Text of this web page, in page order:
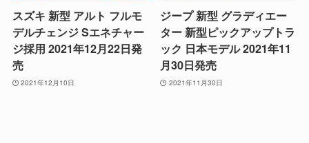
スズキ 新型 アルト フルモ
デルチェンジ Sエネチャー
ジ採用 2021年12月22日発
売
2021年12月10日
ジープ 新型 グラディエー
ター 新型ピックアップトラ
ック 日本モデル 2021年11
月30日発売
2021年11月30日